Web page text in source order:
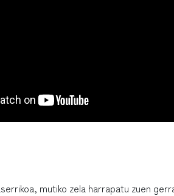
mutiko zela harrapatu zuen